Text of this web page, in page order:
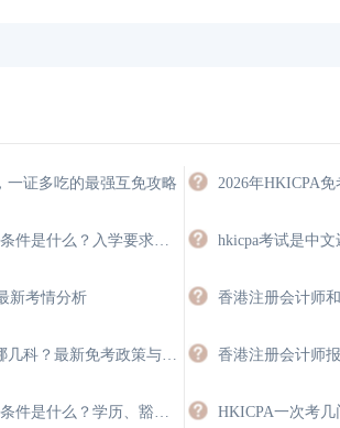
一证多吃的最强互免攻略
新考情分析 香港注册会计师
HKICPA一次考